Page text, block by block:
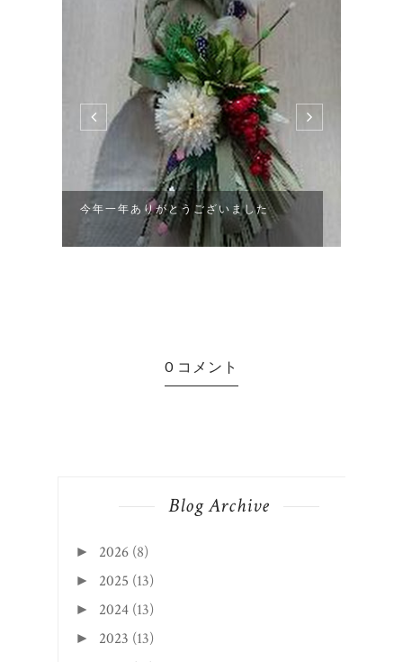
今年一年ありがとうございました
0 コメント
Blog Archive
► 2026 (8)
► 2025 (13)
► 2024 (13)
► 2023 (13)